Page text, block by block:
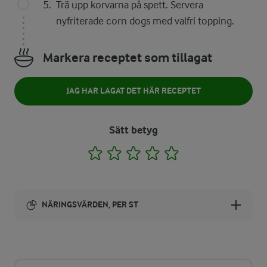
Trä upp korvarna på spett. Servera
nyfriterade corn dogs med valfri topping.
Markera receptet som tillagat
JAG HAR LAGAT DET HÄR RECEPTET
Sätt betyg
1 2 3 4
NÄRINGSVÄRDEN, PER ST